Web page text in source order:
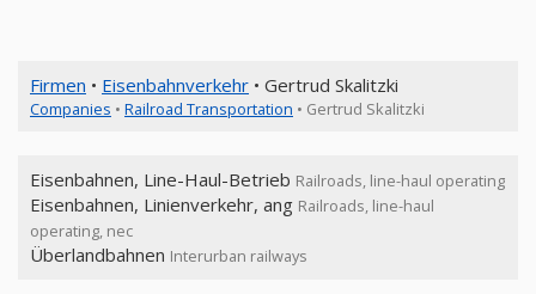
Firmen • Eisenbahnverkehr • Gertrud Skalitzki
Companies • Railroad Transportation • Gertrud Skalitzki
Eisenbahnen, Line-Haul-Betrieb Railroads, line-haul operating
Eisenbahnen, Linienverkehr, ang Railroads, line-haul
operating, nec
Überlandbahnen Interurban railways